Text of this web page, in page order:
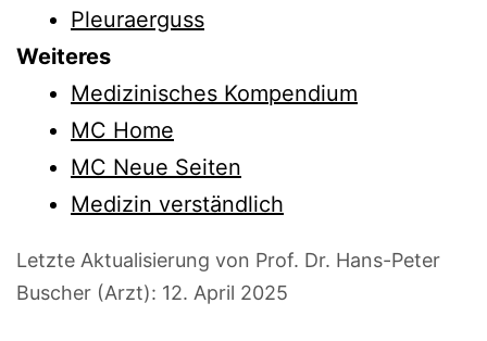
Pleuraerguss
Weiteres
Medizinisches Kompendium
MC Home
MC Neue Seiten
Medizin verständlich
Letzte Aktualisierung von Prof. Dr. Hans-Peter
Buscher (Arzt): 12. April 2025